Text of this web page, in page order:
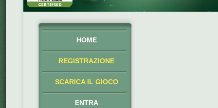
HOME
REGISTRAZIONE
SCARICA IL GIOCO
ENTRA